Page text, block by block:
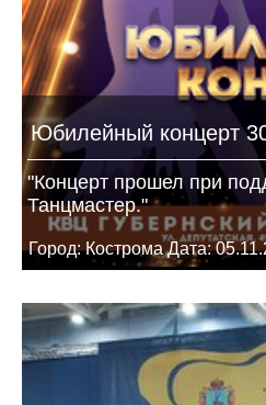
Юбилейный концерт
"Концерт прошел при
Танцмастер."
Город: Кострома Дата: